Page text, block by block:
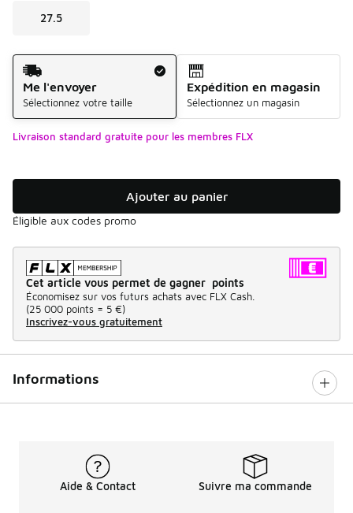
27.5
Mode d'expédition
Me l'envoyer
Sélectionnez votre taille
Expédition en magasin
Sélectionnez un magasin
Livraison standard gratuite pour les membres FLX
Ajouter au panier
Éligible aux codes promo
Cet article vous permet de gagner points
Économisez sur vos futurs achats avec FLX Cash.
(25 000 points = 5 €)
Inscrivez-vous gratuitement
Informations
Aide & Contact Suivre ma commande